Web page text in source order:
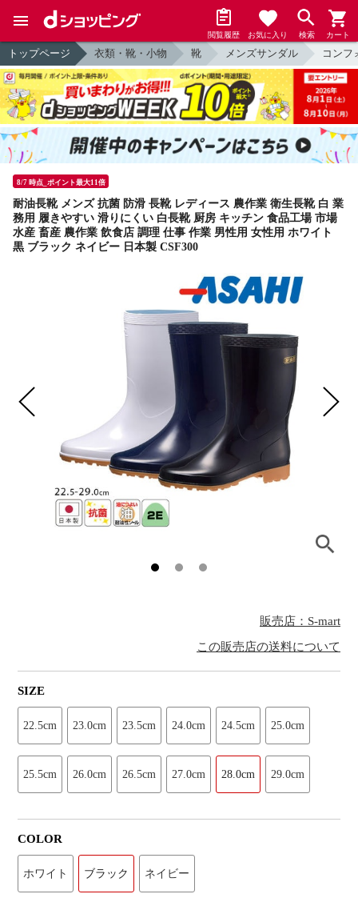
閲覧履歴 お気に入り 検索 カート
トップページ 衣類・靴・小物 靴 メンズサンダル コンフ
8/7 時点_ポイント最大11倍
耐油長靴 メンズ 抗菌 防滑 長靴 レディース 農作業 衛生長靴 白 業
務用 履きやすい 滑りにくい 白長靴 厨房 キッチン 食品工場 市場
水産 畜産 農作業 飲食店 調理 仕事 作業 男性用 女性用 ホワイト
黒 ブラック ネイビー 日本製 CSF300
販売店：S-mart
この販売店の送料について
SIZE
22.5cm 23.0cm 23.5cm 24.0cm 24.5cm 25.0cm
25.5cm 26.0cm 26.5cm 27.0cm 28.0cm 29.0cm
COLOR
ホワイト ブラック ネイビー